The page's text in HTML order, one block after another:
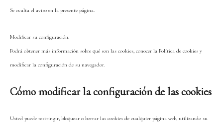
Se oculta el aviso en la presente página.
Modificar su configuración.
Podrá obtener más información sobre qué son las cookies, conocer la Política de cookies y
modificar la configuración de su navegador.
Cómo modificar la configuración de las cookies
Usted puede restringir, bloquear o borrar las cookies de cualquier página web, utilizando su